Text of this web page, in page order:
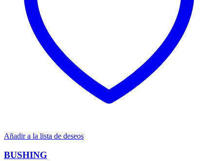
Añadir a la lista de deseos
BUSHING